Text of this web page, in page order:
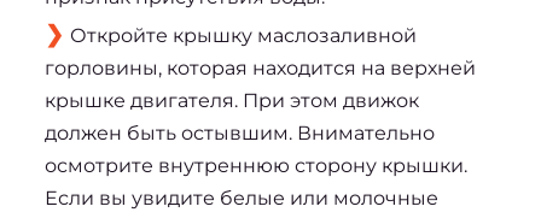
Откройте крышку маслозаливной
горловины, которая находится на верхней
крышке двигателя. При этом движок
должен быть остывшим. Внимательно
осмотрите внутреннюю сторону крышки.
Если вы увидите белые или молочные